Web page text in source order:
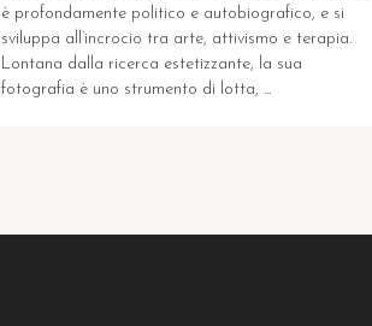
è profondamente politico e autobiografico, e si
sviluppa all’incrocio tra arte, attivismo e terapia.
Lontana dalla ricerca estetizzante, la sua
fotografia è uno strumento di lotta, ...